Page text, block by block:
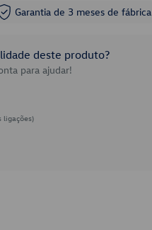
Garantia de 3 meses de fábrica
deste produto?
para ajudar!
ligações)